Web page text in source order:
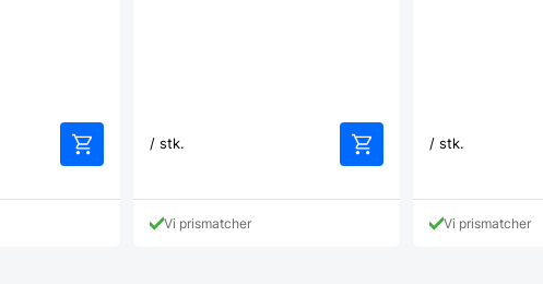
/ stk.
Vi prismatcher
/ stk.
Vi prismatcher